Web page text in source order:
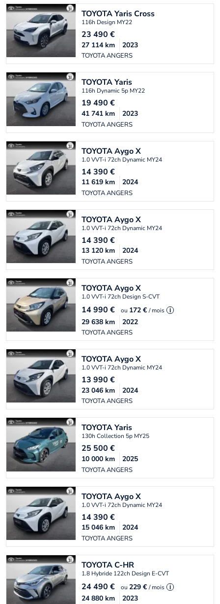
TOYOTAYaris Cross
116h Design MY22
23 490 €
TOYOTA ANGERS
27 114 km 2023
TOYOTAYaris
116h Dynamic 5p MY22
19 490 €
TOYOTA ANGERS
41 741 km 2023
TOYOTAAygo X
1.0 VVT-i 72ch Dynamic MY24
14 390 €
TOYOTA ANGERS
11 619 km 2024
TOYOTAAygo X
1.0 VVT-i 72ch Dynamic MY24
14 390 €
TOYOTA ANGERS
13 120 km 2024
TOYOTAAygo X
1.0 VVT-i 72ch Design S-CVT
14 990 € ou 172 € / mois i
TOYOTA ANGERS
29 638 km 2022
TOYOTAAygo X
1.0 VVT-i 72ch Dynamic MY24
13 990 €
TOYOTA ANGERS
23 046 km 2024
TOYOTAYaris
130h Collection 5p MY25
25 500 €
TOYOTA ANGERS
10 000 km 2025
TOYOTAAygo X
1.0 VVT-i 72ch Dynamic MY24
14 390 €
TOYOTA ANGERS
15 046 km 2024
TOYOTAC-HR
1.8 Hybride 122ch Design E-CVT
24 490 € ou 229 € / mois i
24 880 km 2023